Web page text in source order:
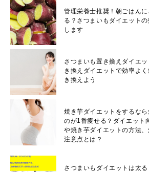
管理栄養士推奨！朝ごはん
る？さつまいもダイエット
します
さつまいも置き換えダイエ
き換えダイエットで効率よ
き換えよう
焼き芋ダイエットをするな
のが1番痩せる？ダイエット
や焼き芋ダイエットの方法
注意点とは？
さつまいもダイエットは太